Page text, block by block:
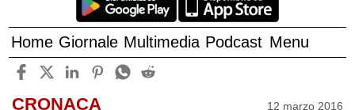
Home Giornale Multimedia Podcast Menu
CRONACA 12 marzo 2016